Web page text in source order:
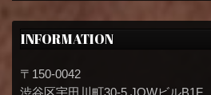
INFORMATION
〒150-0042